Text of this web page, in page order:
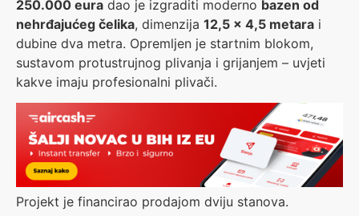
250.000 eura dao je izgraditi moderno bazen od
nehrđajućeg čelika, dimenzija 12,5 x 4,5 metara i
dubine dva metra. Opremljen je startnim blokom,
sustavom protustrujnog plivanja i grijanjem – uvjeti
kakve imaju profesionalni plivači.
Projekt je financirao prodajom dviju stanova.